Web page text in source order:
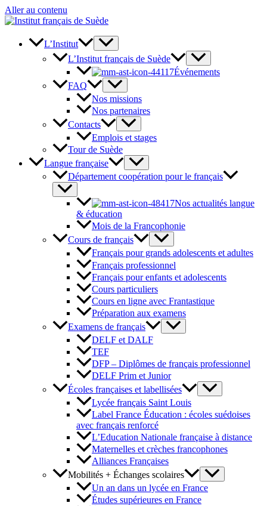
Aller au contenu
L’Institut
L’Institut français de Suède
Événements
FAQ
Nos missions
Nos partenaires
Contacts
Emplois et stages
Tour de Suède
Langue française
Département coopération pour le français
Nos actualités langue
& éducation
Mois de la Francophonie
Cours de français
Français pour grands adolescents et adultes
Français professionnel
Français pour enfants et adolescents
Cours particuliers
Cours en ligne avec Frantastique
Préparation aux examens
Examens de français
DELF et DALF
TEF
DFP – Diplômes de français professionnel
DELF Prim et Junior
Écoles françaises et labellisées
Lycée français Saint Louis
Label France Éducation : écoles suédoises
avec français renforcé
L’Education Nationale française à distance
Maternelles et crèches francophones
Alliances Françaises
Mobilités + Échanges scolaires
Un an dans un lycée en France
Études supérieures en France